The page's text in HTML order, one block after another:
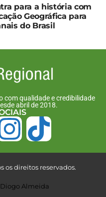
para a história com
Geográfica para
do Brasil
qualidade e credibilidade
abril de 2018.
os direitos reservados.
Almeida